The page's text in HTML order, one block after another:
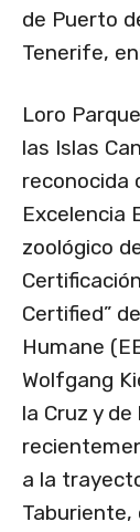
de Puerto
Tenerife,
Loro
las Islas
reconocida
Excelencia
zoológico
Certified”
Humane
Wolfgang
la Cruz y
a la
Taburiente,